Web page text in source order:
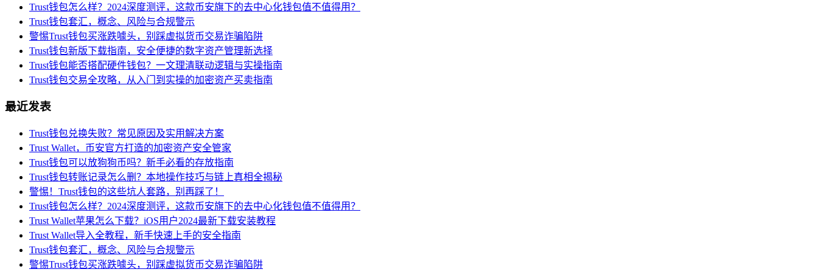
Trust钱包怎么样？2024深度测评，这款币安旗下的去中心化钱包值不值得用？
Trust钱包套汇，概念、风险与合规警示
警惕Trust钱包买涨跌噱头，别踩虚拟货币交易诈骗陷阱
Trust钱包新版下载指南，安全便捷的数字资产管理新选择
Trust钱包能否搭配硬件钱包？一文理清联动逻辑与实操指南
Trust钱包交易全攻略，从入门到实操的加密资产买卖指南
最近发表
Trust钱包兑换失败？常见原因及实用解决方案
Trust Wallet，币安官方打造的加密资产安全管家
Trust钱包可以放狗狗币吗？新手必看的存放指南
Trust钱包转账记录怎么删？本地操作技巧与链上真相全揭秘
警惕！Trust钱包的这些坑人套路，别再踩了！
Trust钱包怎么样？2024深度测评，这款币安旗下的去中心化钱包值不值得用？
Trust Wallet苹果怎么下载？iOS用户2024最新下载安装教程
Trust Wallet导入全教程，新手快速上手的安全指南
Trust钱包套汇，概念、风险与合规警示
警惕Trust钱包买涨跌噱头，别踩虚拟货币交易诈骗陷阱